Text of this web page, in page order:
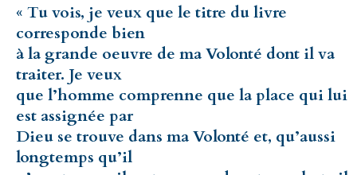
« Tu vois, je veux que le titre du livre
corresponde bien
à la grande oeuvre de ma Volonté dont il va
traiter. Je veux
que l’homme comprenne que la place qui lui
est assignée par
Dieu se trouve dans ma Volonté et, qu’aussi
longtemps qu’il